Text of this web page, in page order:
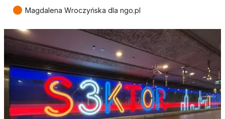
● Magdalena Wroczyńska dla ngo.pl